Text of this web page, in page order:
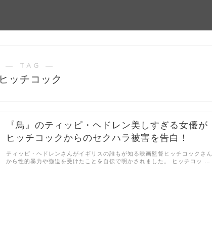
― TAG ―
ヒッチコック
『鳥』のティッピ・ヘドレン美しすぎる女優が
ヒッチコックからのセクハラ被害を告白！
ティッピ・ヘドレンさんがイギリスの誰もが知る映画監督ヒッチコックさん
から性的暴力や強迫を受けたことを自伝で明かされました。 ヒッチコッ …